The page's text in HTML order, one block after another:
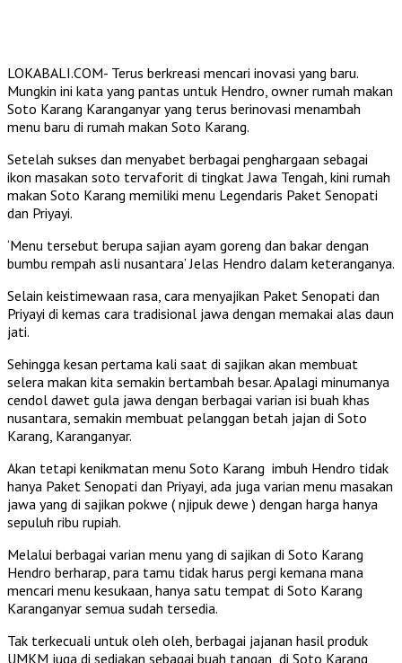
LOKABALI.COM- Terus berkreasi mencari inovasi yang baru.
Mungkin ini kata yang pantas untuk Hendro, owner rumah makan
Soto Karang Karanganyar yang terus berinovasi menambah
menu baru di rumah makan Soto Karang.
Setelah sukses dan menyabet berbagai penghargaan sebagai
ikon masakan soto tervaforit di tingkat Jawa Tengah, kini rumah
makan Soto Karang memiliki menu Legendaris Paket Senopati
dan Priyayi.
‘Menu tersebut berupa sajian ayam goreng dan bakar dengan
bumbu rempah asli nusantara’ Jelas Hendro dalam keteranganya.
Selain keistimewaan rasa, cara menyajikan Paket Senopati dan
Priyayi di kemas cara tradisional jawa dengan memakai alas daun
jati.
Sehingga kesan pertama kali saat di sajikan akan membuat
selera makan kita semakin bertambah besar. Apalagi minumanya
cendol dawet gula jawa dengan berbagai varian isi buah khas
nusantara, semakin membuat pelanggan betah jajan di Soto
Karang, Karanganyar.
Akan tetapi kenikmatan menu Soto Karang imbuh Hendro tidak
hanya Paket Senopati dan Priyayi, ada juga varian menu masakan
jawa yang di sajikan pokwe ( njipuk dewe ) dengan harga hanya
sepuluh ribu rupiah.
Melalui berbagai varian menu yang di sajikan di Soto Karang
Hendro berharap, para tamu tidak harus pergi kemana mana
mencari menu kesukaan, hanya satu tempat di Soto Karang
Karanganyar semua sudah tersedia.
Tak terkecuali untuk oleh oleh, berbagai jajanan hasil produk
UMKM juga di sediakan sebagai buah tangan di Soto Karang